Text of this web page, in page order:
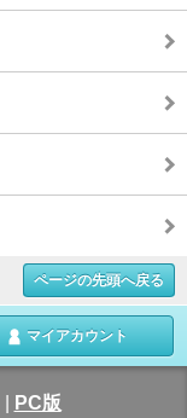
ページの先頭へ戻る
マイアカウント
PC版